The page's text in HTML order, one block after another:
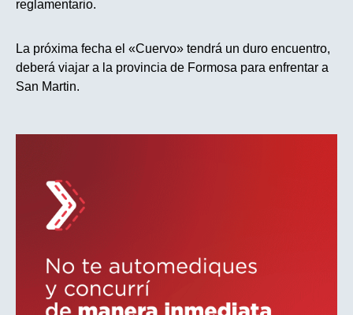
reglamentario.
La próxima fecha el «Cuervo» tendrá un duro encuentro,
deberá viajar a la provincia de Formosa para enfrentar a
San Martin.